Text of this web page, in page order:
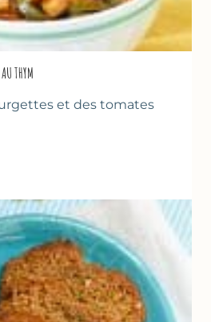
THYM
et des tomates